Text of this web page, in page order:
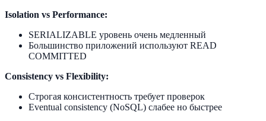
Isolation vs Performance:
SERIALIZABLE уровень очень медленный
Большинство приложений используют READ
COMMITTED
Consistency vs Flexibility:
Строгая консистентность требует проверок
Eventual consistency (NoSQL) слабее но быстрее